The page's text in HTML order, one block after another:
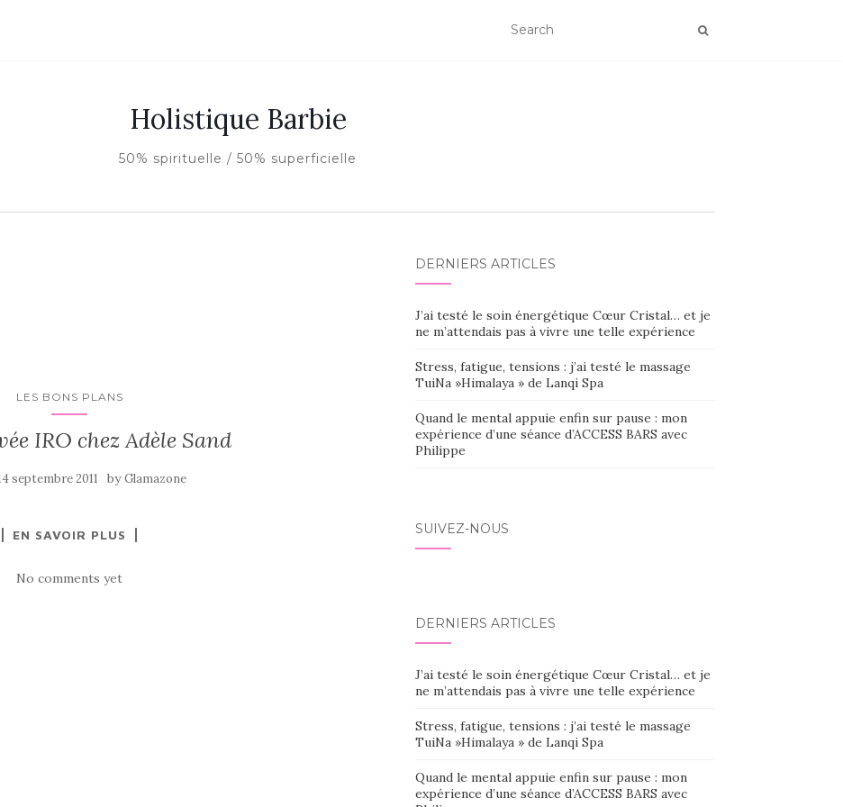
Holistique Barbie
50% spirituelle / 50% superficielle
LES BONS PLANS
IRO chez Adèle Sand
septembre 2011 byGlamazone
EN SAVOIR PLUS
No comments yet
DERNIERS ARTICLES
J’ai testé le soin énergétique Cœur Cristal… et je
ne m’attendais pas à vivre une telle expérience
Stress, fatigue, tensions : j’ai testé le massage
TuiNa »Himalaya » de Lanqi Spa
Quand le mental appuie enfin sur pause : mon
expérience d’une séance d’ACCESS BARS avec
Philippe
SUIVEZ-NOUS
DERNIERS ARTICLES
J’ai testé le soin énergétique Cœur Cristal… et je
ne m’attendais pas à vivre une telle expérience
Stress, fatigue, tensions : j’ai testé le massage
TuiNa »Himalaya » de Lanqi Spa
Quand le mental appuie enfin sur pause : mon
expérience d’une séance d’ACCESS BARS avec